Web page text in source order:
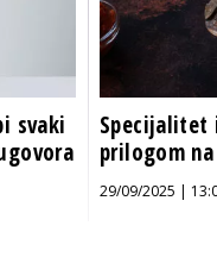
svaki
Specijalitet
prilogom
29/09/2025 |